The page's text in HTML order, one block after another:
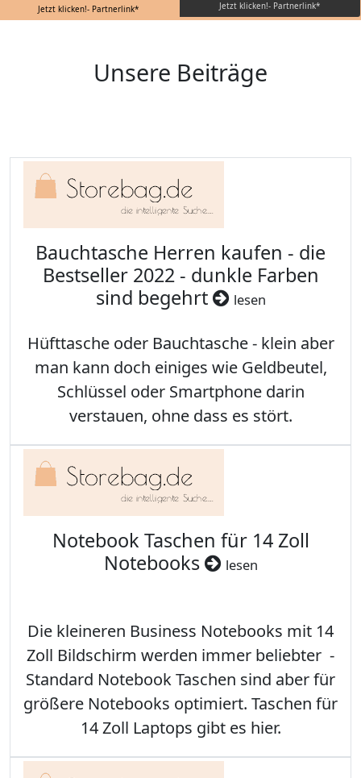
Jetzt klicken!- Partnerlink* Jetzt klicken!- Partnerlink*
Unsere Beiträge
Bauchtasche Herren kaufen - die
Bestseller 2022 - dunkle Farben
sind begehrt
lesen
Hüfttasche oder Bauchtasche - klein aber
man kann doch einiges wie Geldbeutel,
Schlüssel oder Smartphone darin
verstauen, ohne dass es stört.
Notebook Taschen für 14 Zoll
Notebooks
lesen
Die kleineren Business Notebooks mit 14
Zoll Bildschirm werden immer beliebter -
Standard Notebook Taschen sind aber für
größere Notebooks optimiert. Taschen für
14 Zoll Laptops gibt es hier.